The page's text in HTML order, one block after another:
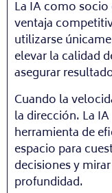
La IA como
ventaja
utilizarse
elevar la calidad
asegurar
Cuando la
la dirección. La
herramienta de
espacio para
decisiones y
profundidad.